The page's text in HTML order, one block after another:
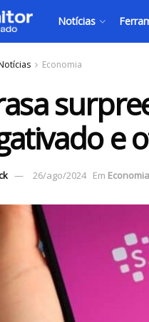
Notícias
Economia
e
26/ago/2024 Em Economia